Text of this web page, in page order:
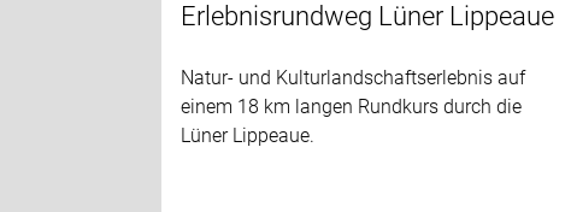
Erlebnisrundweg Lüner Lippeaue
Natur- und Kulturlandschaftserlebnis auf
einem 18 km langen Rundkurs durch die
Lüner Lippeaue.